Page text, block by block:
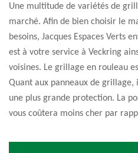
Une multitude de variétés de
marché. Afin de bien choisir le
besoins, Jacques Espaces Verts
est à votre service à Veckring
voisines. Le grillage en rouleau
Quant aux panneaux de grillage,
une plus grande protection. La
vous coûtera moins cher par